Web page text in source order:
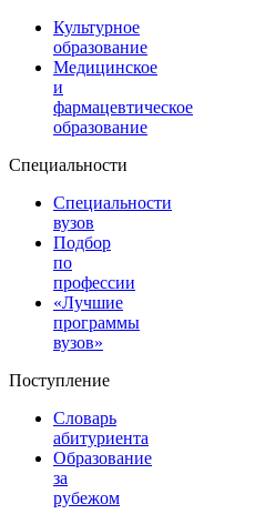
Культурное
образование
Медицинское
и
фармацевтическое
образование
Специальности
Специальности
вузов
Подбор
по
профессии
«Лучшие
программы
вузов»
Поступление
Словарь
абитуриента
Образование
за
рубежом